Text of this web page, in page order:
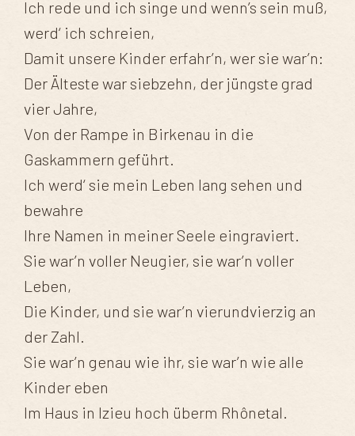
Ich rede und ich singe und wenn’s sein muß,
werd‘ ich schreien,
Damit unsere Kinder erfahr’n, wer sie war’n:
Der Älteste war siebzehn, der jüngste grad
vier Jahre,
Von der Rampe in Birkenau in die
Gaskammern geführt.
Ich werd‘ sie mein Leben lang sehen und
bewahre
Ihre Namen in meiner Seele eingraviert.
Sie war’n voller Neugier, sie war’n voller
Leben,
Die Kinder, und sie war’n vierundvierzig an
der Zahl.
Sie war’n genau wie ihr, sie war’n wie alle
Kinder eben
Im Haus in Izieu hoch überm Rhônetal.